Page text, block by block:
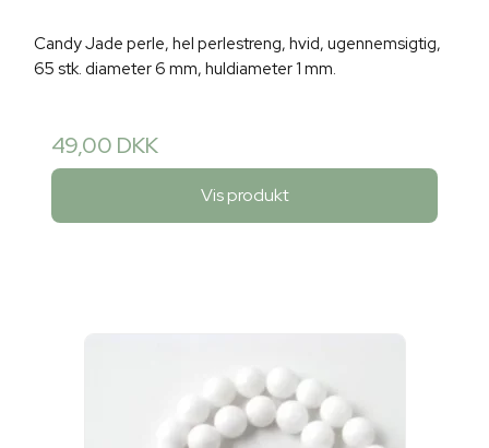
Candy Jade perle, hel perlestreng, hvid, ugennemsigtig,
65 stk. diameter 6 mm, huldiameter 1 mm.
49,00 DKK
Vis produkt